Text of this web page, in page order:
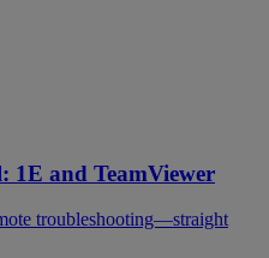
1E and TeamViewer
troubleshooting—straight